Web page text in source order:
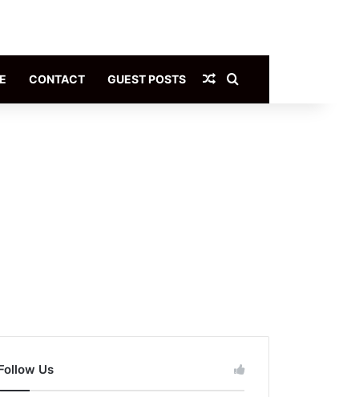
CONTACT GUEST POSTS Article Aléatoire
Us